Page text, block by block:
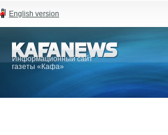
English version
Информационный сайт
газеты «Кафа»